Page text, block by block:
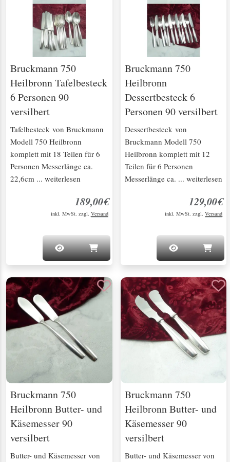
Bruckmann 750
Heilbronn Tafelbesteck
6 Personen 90
versilbert
Tafelbesteck von Bruckmann
Modell 750 Heilbronn
komplett mit 18 Teilen für 6
Personen Messerlänge ca.
22,6cm ... weiterlesen
189,00€
inkl. MwSt. zzgl. Versand
Bruckmann 750
Heilbronn
Dessertbesteck 6
Personen 90 versilbert
Dessertbesteck von
Bruckmann Modell 750
Heilbronn komplett mit 12
Teilen für 6 Personen
Messerlänge ca. ... weiterlesen
129,00€
inkl. MwSt. zzgl.Versand
Bruckmann 750
Heilbronn Butter- und
Käsemesser 90
versilbert
Butter- und Käsemesser von
Bruckmann 750
Heilbronn Butter- und
Käsemesser 90
versilbert
Butter- und Käsemesser von